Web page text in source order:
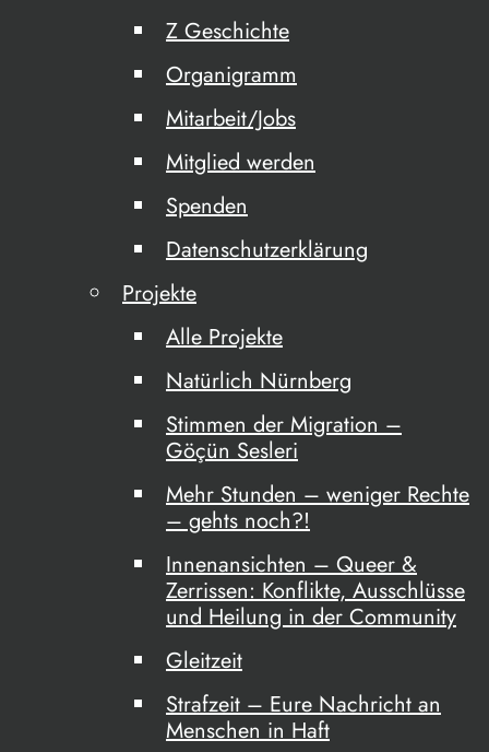
Z Geschichte
Organigramm
Mitarbeit/Jobs
Mitglied werden
Spenden
Datenschutzerklärung
Projekte
Alle Projekte
Natürlich Nürnberg
Stimmen der Migration –
Göçün Sesleri
Mehr Stunden – weniger Rechte
– gehts noch?!
Innenansichten – Queer &
Zerrissen: Konflikte, Ausschlüsse
und Heilung in der Community
Gleitzeit
Strafzeit – Eure Nachricht an
Menschen in Haft